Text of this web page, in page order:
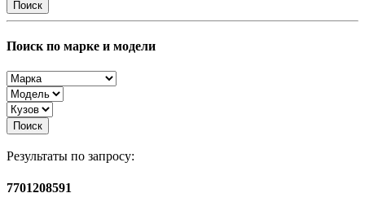
Поиск
Поиск по марке и модели
Поиск
Результаты по запросу:
7701208591